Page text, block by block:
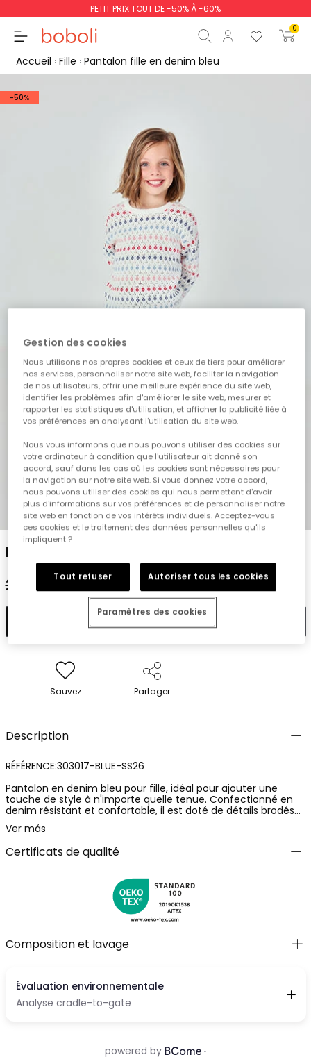
PETIT PRIX TOUT DE -50% À -60%
0
Accueil Fille Pantalon fille en denim bleu
-50%
1 2 3 4 5
Pantalon fille en denim bleu
29,95 € 14,95 €
Sauvez Partager
Description
RÉFÉRENCE:303017-BLUE-SS26
Pantalon en denim bleu pour fille, idéal pour ajouter une
touche de style à n'importe quelle tenue. Confectionné en
denim résistant et confortable, il est doté de détails brodés
sur le devant qui apportent une touche décorative.
Disponible en tailles de 12 mois à 10 ans. Son design à jambe
droite et sa fermeture à bouton le rendent facile à assortir
avec des t-shirts et des pulls pour un look décontracté.
vêtement polyvalent qui s'adapte à différentes occasions.
Ver más
Certificats de qualité
Composition et lavage
Gestion des cookies
Nous utilisons nos propres cookies et ceux de tiers pour améliorer
nos services, personnaliser notre site web, faciliter la navigation
de nos utilisateurs, offrir une meilleure expérience du site web,
identifier les problèmes afin d'améliorer le site web, mesurer et
rapporter les statistiques d'utilisation, et afficher la publicité liée à
vos préférences en analysant l'utilisation du site web.
Nous vous informons que nous pouvons utiliser des cookies sur
votre ordinateur à condition que l'utilisateur ait donné son
accord, sauf dans les cas où les cookies sont nécessaires pour
la navigation sur notre site web. Si vous donnez votre accord,
nous pouvons utiliser des cookies qui nous permettent d'avoir
plus d'informations sur vos préférences et de personnaliser notre
site web en fonction de vos intérêts individuels. Acceptez-vous
ces cookies et le traitement des données personnelles qu'ils
impliquent ?
Tout refuser Autoriser tous les cookies
Paramètres des cookies